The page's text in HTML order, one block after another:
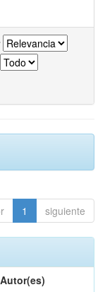
1 siguiente
Autor(es)